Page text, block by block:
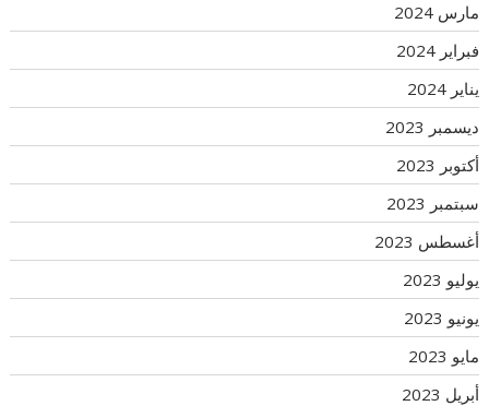
مارس 2024
فبراير 2024
يناير 2024
ديسمبر 2023
أكتوبر 2023
سبتمبر 2023
أغسطس 2023
يوليو 2023
يونيو 2023
مايو 2023
أبريل 2023